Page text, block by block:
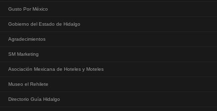
Gusto Por México
Gobierno del Estado de Hidalgo
Agradecimientos
SM Marketing
Asociación Mexicana de Hoteles y Moteles
Museo el Rehilete
Directorio Guía Hidalgo